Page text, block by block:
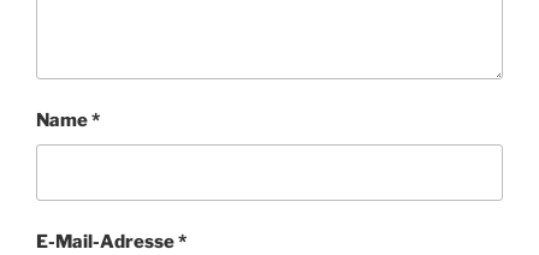
Name*
E-Mail-Adresse*